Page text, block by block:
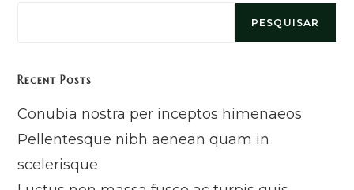
PESQUISAR
Recent Posts
Conubia nostra per inceptos himenaeos
Pellentesque nibh aenean quam in
scelerisque